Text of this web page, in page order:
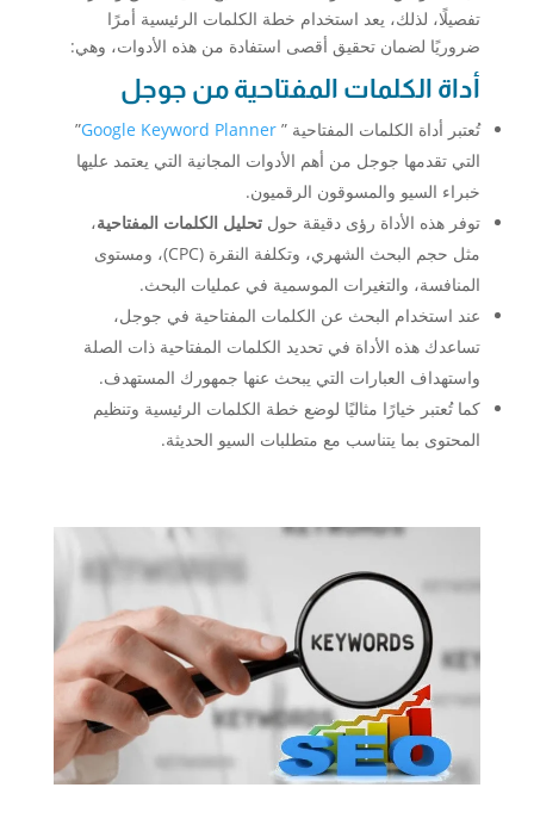
تفصيلًا، لذلك، يعد استخدام خطة الكلمات الرئيسية أمرًا
ضروريًا لضمان تحقيق أقصى استفادة من هذه الأدوات، وهي:
أداة الكلمات المفتاحية من جوجل
تُعتبر أداة الكلمات المفتاحية ” Google Keyword Planner
”
التي تقدمها جوجل من أهم الأدوات المجانية التي يعتمد عليها
خبراء السيو والمسوقون الرقميون.
توفر هذه الأداة رؤى دقيقة حول تحليل الكلمات المفتاحية،
مثل حجم البحث الشهري، وتكلفة النقرة (CPC)، ومستوى
المنافسة، والتغيرات الموسمية في عمليات البحث.
عند استخدام البحث عن الكلمات المفتاحية في جوجل،
تساعدك هذه الأداة في تحديد الكلمات المفتاحية ذات الصلة
واستهداف العبارات التي يبحث عنها جمهورك المستهدف.
كما تُعتبر خيارًا مثاليًا لوضع خطة الكلمات الرئيسية وتنظيم
المحتوى بما يتناسب مع متطلبات السيو الحديثة.